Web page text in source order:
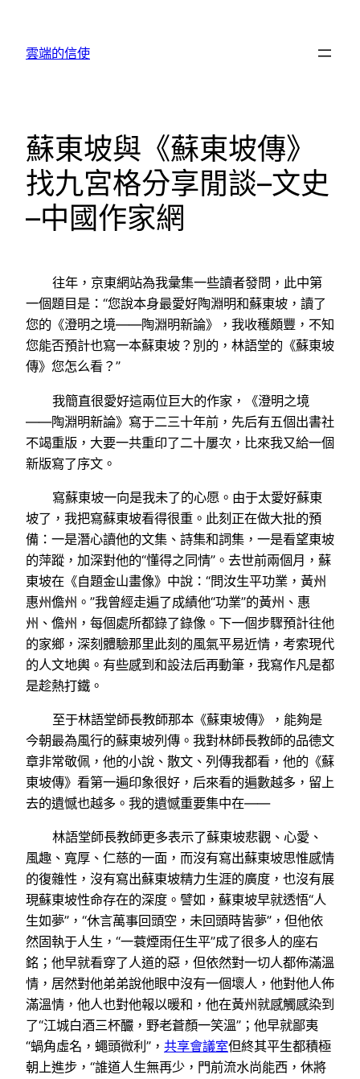
雲端的信使
蘇東坡與《蘇東坡傳》
找九宮格分享閒談–文史
–中國作家網
往年，京東網站為我彙集一些讀者發問，此中第
一個題目是：“您說本身最愛好陶淵明和蘇東坡，讀了
您的《澄明之境——陶淵明新論》，我收穫頗豐，不知
您能否預計也寫一本蘇東坡？別的，林語堂的《蘇東坡
傳》您怎么看？”
我簡直很愛好這兩位巨大的作家，《澄明之境
——陶淵明新論》寫于二三十年前，先后有五個出書社
不竭重版，大要一共重印了二十屢次，比來我又給一個
新版寫了序文。
寫蘇東坡一向是我未了的心愿。由于太愛好蘇東
坡了，我把寫蘇東坡看得很重。此刻正在做大批的預
備：一是潛心讀他的文集、詩集和詞集，一是看望東坡
的萍蹤，加深對他的“懂得之同情”。去世前兩個月，蘇
東坡在《自題金山畫像》中說：“問汝生平功業，黃州
惠州儋州。”我曾經走遍了成績他“功業”的黃州、惠
州、儋州，每個處所都錄了錄像。下一個步驟預計往他
的家鄉，深刻體驗那里此刻的風氣平易近情，考索現代
的人文地輿。有些感到和設法后再動筆，我寫作凡是都
是趁熱打鐵。
至于林語堂師長教師那本《蘇東坡傳》，能夠是
今朝最為風行的蘇東坡列傳。我對林師長教師的品德文
章非常敬佩，他的小說、散文、列傳我都看，他的《蘇
東坡傳》看第一遍印象很好，后來看的遍數越多，留上
去的遺憾也越多。我的遺憾重要集中在——
林語堂師長教師更多表示了蘇東坡悲觀、心愛、
風趣、寬厚、仁慈的一面，而沒有寫出蘇東坡思惟感情
的復雜性，沒有寫出蘇東坡精力生涯的廣度，也沒有展
現蘇東坡性命存在的深度。譬如，蘇東坡早就透悟“人
生如夢”，“休言萬事回頭空，未回頭時皆夢”，但他依
然固執于人生，“一蓑煙雨任生平”成了很多人的座右
銘；他早就看穿了人道的惡，但依然對一切人都佈滿溫
情，居然對他弟弟說他眼中沒有一個壞人，他對他人佈
滿溫情，他人也對他報以暖和，他在黃州就感觸感染到
了“江城白酒三杯釅，野老蒼顏一笑溫”；他早就鄙夷
“蝸角虛名，蠅頭微利”， 共享會議室但終其平生都積極
朝上進步，“誰道人生無再少，門前流水尚能西，休將